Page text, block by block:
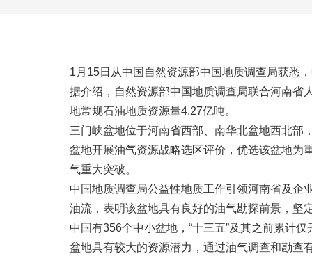
1月15日从中国自然资源部中国地质调查局获悉
据介绍，自然资源部中国地质调查局联合河南省
地常规石油地质资源量4.27亿吨。
三门峡盆地位于河南省西部、南华北盆地西北部
盆地开展油气资源战略选区评价，优选该盆地为
气重大突破。
中国地质调查局公益性地质工作引领河南省及企
油流，表明该盆地具有良好的油气勘探前景，坚
中国有356个中小盆地，“十三五”及其之前累计
盆地具有较大的资源潜力，通过油气调查和勘查